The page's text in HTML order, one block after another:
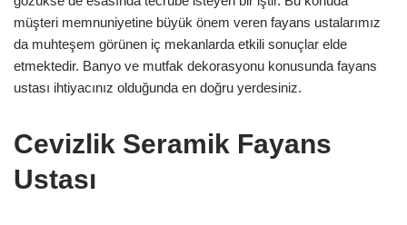
müşteri memnuniyetine büyük önem veren fayans ustalarımız
da muhteşem görünen iç mekanlarda etkili sonuçlar elde
etmektedir. Banyo ve mutfak dekorasyonu konusunda fayans
ustası ihtiyacınız olduğunda en doğru yerdesiniz.
Cevizlik Seramik Fayans
Ustası